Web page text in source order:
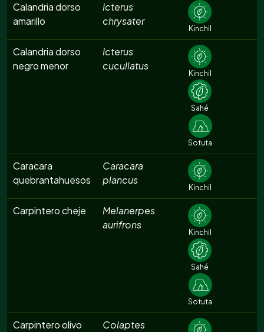
Calandria dorso
amarillo
Icterus
chrysater
Kinchil
Calandria dorso
negro menor
Icterus
cucullatus
Kinchil
Sahé
Sotuta
Caracara
quebrantahuesos
Caracara
plancus
Kinchil
Carpintero cheje
Melanerpes
aurifrons
Kinchil
Sahé
Sotuta
Carpintero olivo Colaptes